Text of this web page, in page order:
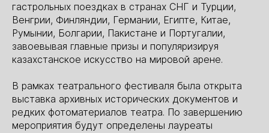
гастрольных поездках в странах СНГ и Турции,
Венгрии, Финляндии, Германии, Египте, Китае,
Румынии, Болгарии, Пакистане и Португалии,
завоевывая главные призы и популяризируя
казахстанское искусство на мировой арене.
В рамках театрального фестиваля была открыта
выставка архивных исторических документов и
редких фотоматериалов театра. По завершению
мероприятия будут определены лауреаты